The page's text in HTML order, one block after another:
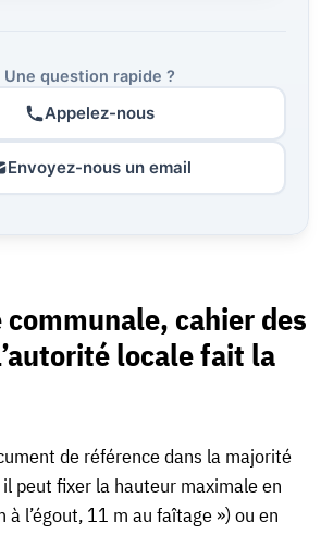
Une question rapide ?
Appelez-nous
Envoyez-nous un email
communale, cahier des
locale fait la
de référence dans la majorité
peut fixer la hauteur maximale en
à l’égout, 11 m au faîtage ») ou en